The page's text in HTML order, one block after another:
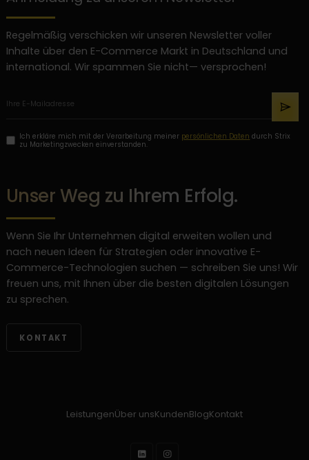
Regelmäßig verschicken wir unseren Newsletter voller
Inhalte über den E-Commerce Markt in Deutschland und
international. Wir spammen Sie nicht— versprochen!
Ich erkläre mich mit der Verarbeitung meiner persönlichen Daten durch Strix
zu Marketingzwecken einverstanden.
Unser Weg zu Ihrem Erfolg.
Wenn Sie Ihr Unternehmen digital erweiten wollen und
nach neuen Ideen für Strategien oder innovative E-
Commerce-Technologien suchen — schreiben Sie uns! Wir
freuen uns, mit Ihnen über die besten digitalen Lösungen
zu sprechen.
KONTAKT
LeistungenÜber unsKundenBlogKontakt